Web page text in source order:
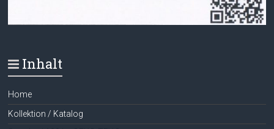
Inhalt
Home
Kollektion / Katalog